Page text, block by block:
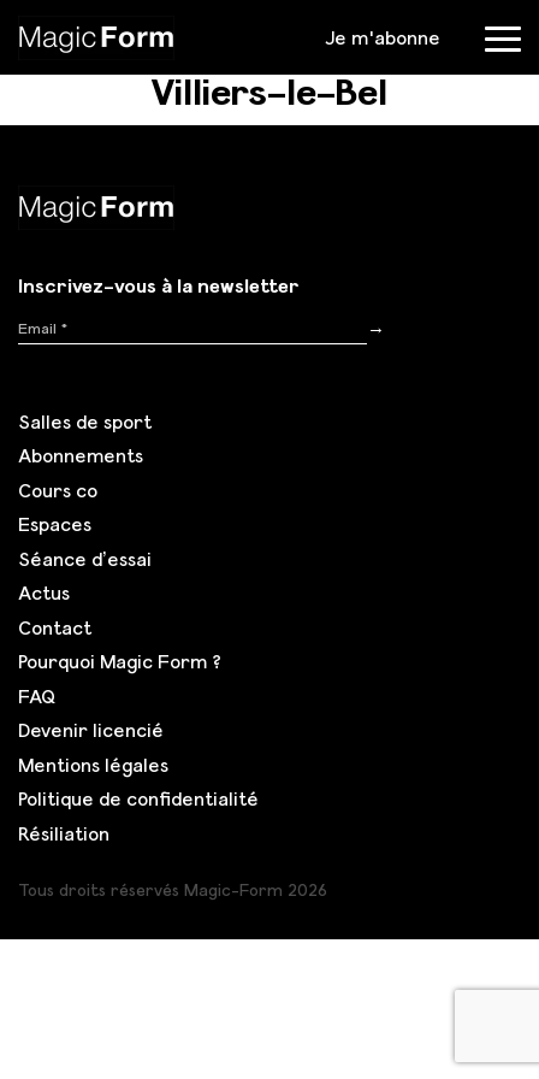
Je m'abonne Menu
Villiers-le-Bel
Inscrivez-vous à la newsletter
Inscription
→
Salles de sport
Abonnements
Cours co
Espaces
Séance d’essai
Actus
Contact
Pourquoi Magic Form ?
FAQ
Devenir licencié
Mentions légales
Politique de confidentialité
Résiliation
Tous droits réservés Magic-Form 2026